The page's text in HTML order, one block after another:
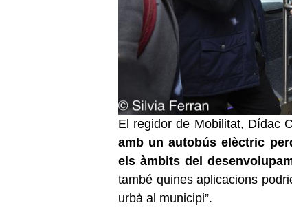
El regidor de Mobilitat, Dídac
amb un autobús elèctric
els àmbits del
també quines aplicacions
urbà al municipi”.